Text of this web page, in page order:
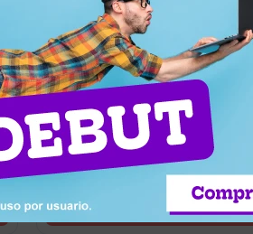
UYU1.537
Sartén para hamburguesas Comet 4
moldes - Negro
Llega hoy